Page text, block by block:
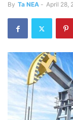
By Ta NEA - April 28,